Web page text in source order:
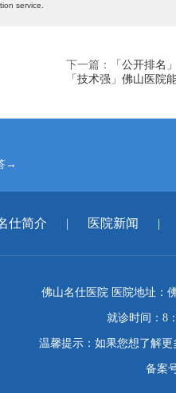
service.
下一篇：
「公开排名
「技术强」佛山医院
→
仕简介 | 医院新闻 |
佛山名仕医院 医院地址：
就诊时间：8
温馨提示：如果您想了解
备案